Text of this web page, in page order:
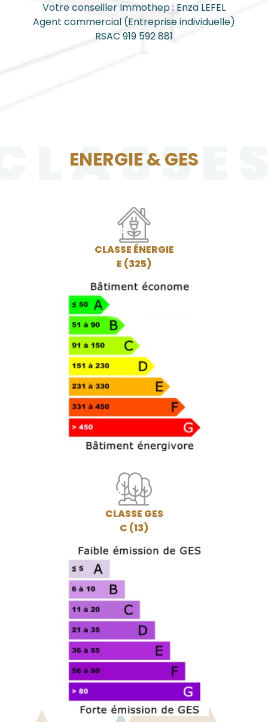
Votre conseiller Immothep : Enza LEFEL
Agent commercial (Entreprise individuelle)
RSAC 919 592 881
ENERGIE & GES
CLASSE ÉNERGIE
E (325)
CLASSE GES
C (13)